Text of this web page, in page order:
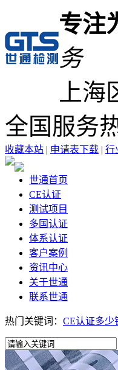
专注
务
上
全国服务
收藏本站 | 申请表下载 | 行
世通首页
CE认证
测试项目
多国认证
体系认证
客户案例
资讯中心
关于世通
联系世通
热门关键词： CE认证多少